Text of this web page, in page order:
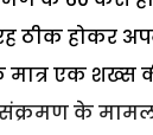
ठीक होकर
एक शख्स
संक्रमण के